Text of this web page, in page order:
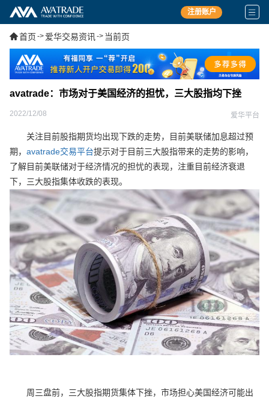
注册账户
首页 -> 爱华交易资讯 -> 当前页
avatrade：市场对于美国经济的担忧，三大股指均下挫
2022/12/08 爱华平台
关注目前股指期货均出现下跌的走势，目前美联储加息超过预
期， avatrade交易平台提示对于目前三大股指带来的走势的影响，
了解目前美联储对于经济情况的担忧的表现，注重目前经济衰退
下，三大股指集体收跌的表现。
周三盘前，三大股指期货集体下挫，市场担心美国经济可能出